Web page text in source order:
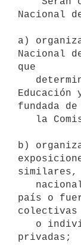
Nacional
a)
Nacional
que
Educación
fundada de
b)
similares,
país o
colectivas
privadas;